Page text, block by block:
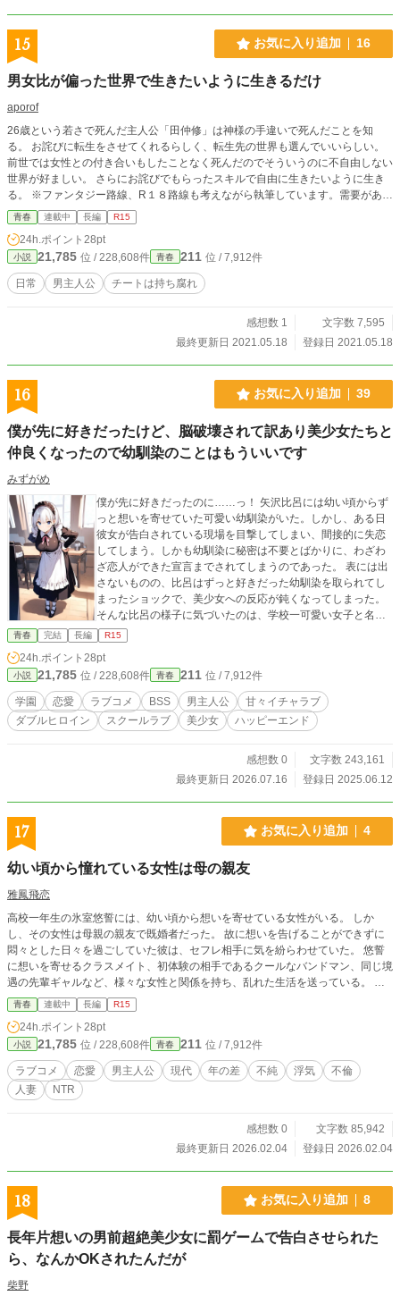
15 お気に入り追加 16
男女比が偏った世界で生きたいように生きるだけ
aporof
26歳という若さで死んだ主人公「田仲修」は神様の手違いで死んだことを知
る。 お詫びに転生をさせてくれるらしく、転生先の世界も選んでいいらしい。
前世では女性との付き合いもしたことなく死んだのでそういうのに不自由しない
世界が好ましい。 さらにお詫びでもらったスキルで自由に生きたいように生き
る。 ※ファンタジー路線、R１８路線も考えながら執筆しています。需要があれ
ばそれぞれの路線全開の世界線を投稿するかもしれません。 小説投稿初心者な
ので誤字脱字には目をつむっていただけると幸いです。
青春 連載中 長編 R15
24h.ポイント 28pt
小説 21,785 位 / 228,608件 青春 211 位 / 7,912件
日常 男主人公 チートは持ち腐れ
感想数 1
文字数 7,595
最終更新日 2021.05.18
登録日 2021.05.18
16 お気に入り追加 39
僕が先に好きだったけど、脳破壊されて訳あり美少女たちと
仲良くなったので幼馴染のことはもういいです
みずがめ
僕が先に好きだったのに……っ！ 矢沢比呂には幼い頃からず
っと想いを寄せていた可愛い幼馴染がいた。しかし、ある日
彼女が告白されている現場を目撃してしまい、間接的に失恋
してしまう。しかも幼馴染に秘密は不要とばかりに、わざわ
ざ恋人ができた宣言までされてしまうのであった。 表には出
さないものの、比呂はずっと好きだった幼馴染を取られてし
まったショックで、美少女への反応が鈍くなってしまった。
そんな比呂の様子に気づいたのは、学校一可愛い女子と名高
い松雪綾乃だった。心配から始まった関係は、少しずつ深く
なっていく。 さらに幼馴染と顔を合わせたくなかった比呂が
行動を変えた結果、後輩の銀髪長身美少女である城戸紬とも
仲良くなっていくのだった。 「松雪さんって、男を騙す悪女
なんだってさ」 「城戸って自分の父親を半殺しにした、やべ
え女なんだよ」 そんな中、二人の悪い噂を耳にする比呂。 敗
北から始まる青春ラブコメが、陰キャ男子に襲い来るのであ
紙絵はおしつじさんにAIイラストを作っていただきました。
青春 完結 長編 R15
24h.ポイント 28pt
小説 21,785 位 / 228,608件 青春 211 位 / 7,912件
学園 恋愛 ラブコメ BSS 男主人公
甘々イチャラブ
ダブルヒロイン
スクールラブ 美少女 ハッピーエンド
感想数 0
文字数 243,161
最終更新日 2026.07.16
登録日 2025.06.12
17 お気に入り追加 4
幼い頃から憧れている女性は母の親友
雅鳳飛恋
高校一年生の氷室悠誓には、幼い頃から想いを寄せている女性がいる。 しか
し、その女性は母親の親友で既婚者だった。 故に想いを告げることができずに
悶々とした日々を過ごしていた彼は、セフレ相手に気を紛らわせていた。 悠誓
に想いを寄せるクラスメイト、初体験の相手であるクールなバンドマン、同じ境
遇の先輩ギャルなど、様々な女性と関係を持ち、乱れた生活を送っている。 そ
んな中、彼は想いを寄せている女性の夫婦事情を知ってしまう。 その結果、自
分の気持ちを抑えきれなくなり―― これは恋愛を拗らせている主人公と、そん
な彼と様々な想いで関係を結ぶ女性たちの物語である。
青春 連載中 長編 R15
24h.ポイント 28pt
小説 21,785 位 / 228,608件 青春 211 位 / 7,912件
ラブコメ 恋愛 男主人公 現代 年の差 不純 浮気
不倫
人妻
NTR
感想数 0
文字数 85,942
最終更新日 2026.02.04
登録日 2026.02.04
18 お気に入り追加 8
長年片想いの男前超絶美少女に罰ゲームで告白させられた
ら、なんかOKされたんだが
柴野